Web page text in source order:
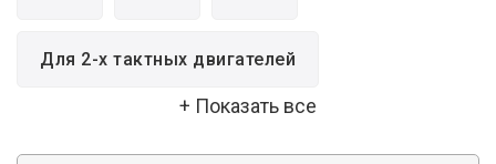
Для 2-х тактных двигателей
+ Показать все